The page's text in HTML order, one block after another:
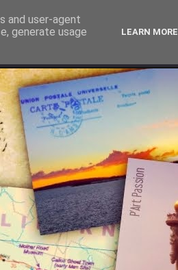
and user-agent
generate usage
LEARN MORE